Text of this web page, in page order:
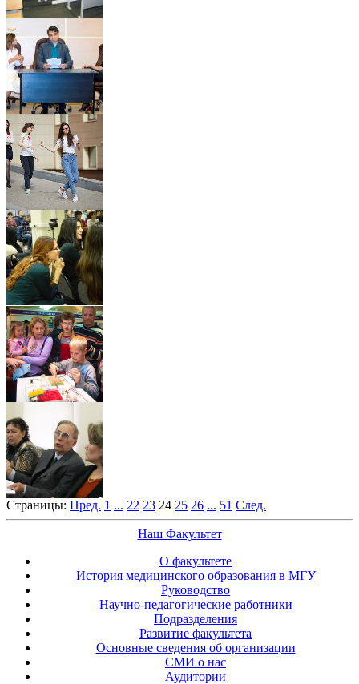
Страницы: Пред. 1 ... 22 23 24 25 26 ... 51 След.
Наш Факультет
О факультете
История медицинского образования в МГУ
Руководство
Научно-педагогические работники
Подразделения
Развитие факультета
Основные сведения об организации
СМИ о нас
Аудитории